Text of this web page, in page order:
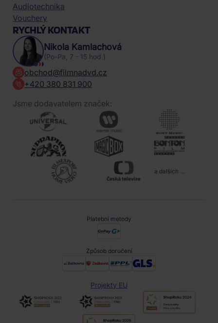
Audiotechnika
Vouchery
RYCHLÝ KONTAKT
Nikola Kamlachová
(Po-Pa, 7 - 15 hod.)
obchod@filmnadvd.cz
+420 380 831 900
Jsme dodavatelem značek:
a dalších ...
Platební metody
Způsob doručení
Projekty EU